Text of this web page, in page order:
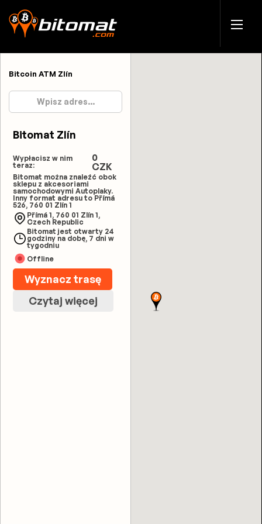
Bitcoin ATM Zlín
Bitomat Zlín
Wypłacisz w nim
teraz:
0
CZK
Bitomat można znaleźć obok
sklepu z akcesoriami
samochodowymi Autoplaky.
Inny format adresu to Přímá
526, 760 01 Zlín 1
Přímá 1, 760 01 Zlín 1,
Czech Republic
Bitomat jest otwarty 24
godziny na dobę, 7 dni w
tygodniu
Offline
Wyznacz trasę
Czytaj więcej